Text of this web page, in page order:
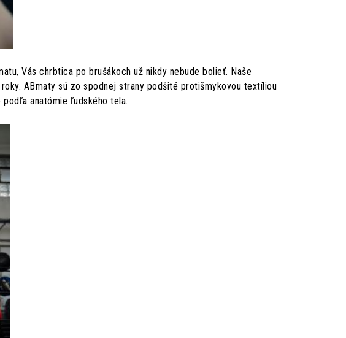
Vás chrbtica po brušákoch už nikdy nebude bolieť. Naše
ABmaty sú zo spodnej strany podšité protišmykovou textíliou
anatómie ľudského tela.